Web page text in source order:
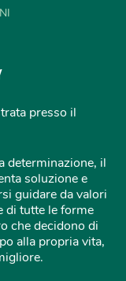
presso il
determinazione, il
soluzione e
guidare da valori
di tutte le forme
che decidono di
alla propria vita,